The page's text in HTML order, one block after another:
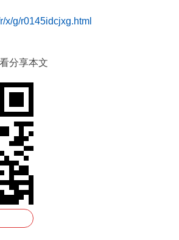
x/g/r0145idcjxg.html
分享本文